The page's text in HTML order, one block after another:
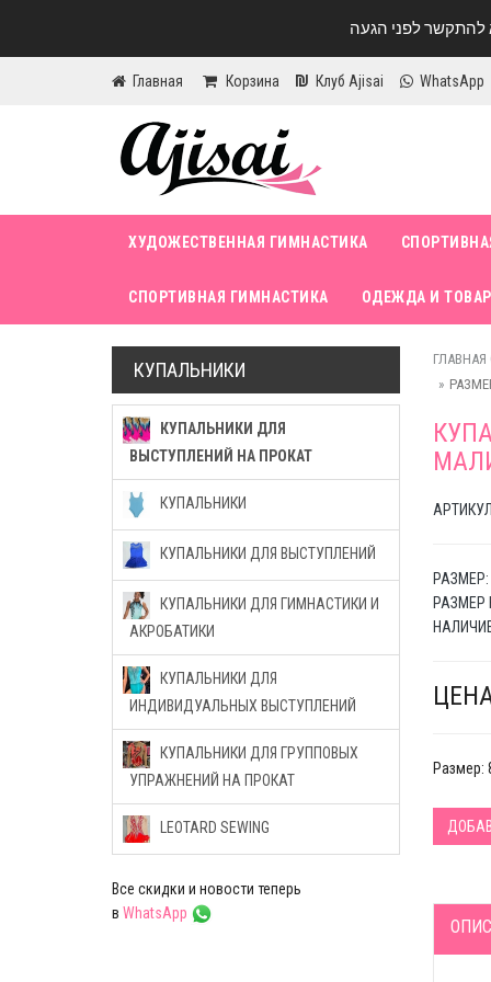
Главная Корзина Клуб Ajisai WhatsApp
ХУДОЖЕСТВЕННАЯ ГИМНАСТИКА
СПОРТИВНАЯ ГИМНАСТИКА ОДЕЖДА И
РАЗМЕР:
РАЗМЕР
Размер:
КУПАЛЬНИКИ
КУПАЛЬНИКИ ДЛЯ
ВЫСТУПЛЕНИЙ НА ПРОКАТ
КУПАЛЬНИКИ
КУПАЛЬНИКИ ДЛЯ ВЫСТУПЛЕНИЙ
КУПАЛЬНИКИ ДЛЯ ГИМНАСТИКИ И
АКРОБАТИКИ
КУПАЛЬНИКИ ДЛЯ
ИНДИВИДУАЛЬНЫХ ВЫСТУПЛЕНИЙ
КУПАЛЬНИКИ ДЛЯ ГРУППОВЫХ
УПРАЖНЕНИЙ НА ПРОКАТ
LEOTARD SEWING
Все скидки и новости теперь
в WhatsApp